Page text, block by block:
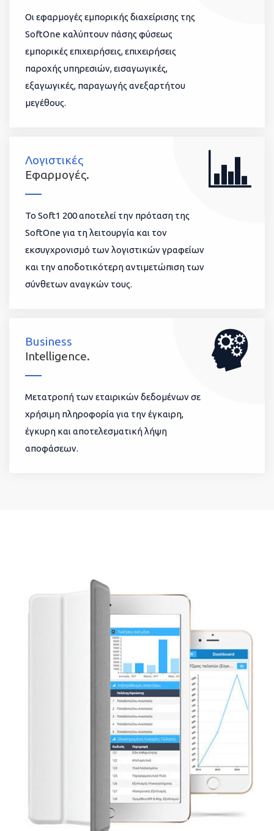
Οι εφαρμογές εμπορικής διαχείρισης της
SoftOne καλύπτουν πάσης φύσεως
εμπορικές επιχειρήσεις, επιχειρήσεις
παροχής υπηρεσιών, εισαγωγικές,
εξαγωγικές, παραγωγής ανεξαρτήτου
μεγέθους.
Λογιστικές
Εφαρμογές.
To Soft1 200 αποτελεί την πρόταση της
SoftOne για τη λειτουργία και τον
εκσυγχρονισμό των λογιστικών γραφείων
και την αποδοτικότερη αντιμετώπιση των
σύνθετων αναγκών τους.
Business
Intelligence.
Μετατροπή των εταιρικών δεδομένων σε
χρήσιμη πληροφορία για την έγκαιρη,
έγκυρη και αποτελεσματική λήψη
αποφάσεων.